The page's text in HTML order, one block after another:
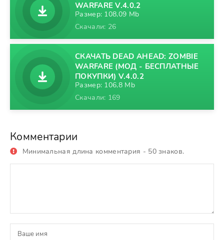
WARFARE V.4.0.2
Размер: 108,09 Mb
Скачали: 26
СКАЧАТЬ DEAD AHEAD: ZOMBIE
WARFARE (МОД - БЕСПЛАТНЫЕ
ПОКУПКИ) V.4.0.2
Размер: 106,8 Mb
Скачали: 169
Комментарии
Минимальная длина комментария - 50 знаков.